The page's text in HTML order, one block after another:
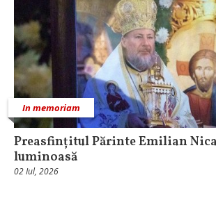
In memoriam
Preasfințitul Părinte Emilian
luminoasă
02 Iul, 2026